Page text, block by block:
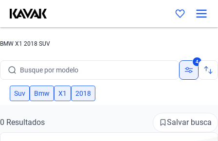
BMW X1 2018 SUV
Busque por modelo
Busque por versão
Busque por marca
4
Suv Bmw X1 2018
0 Resultados Salvar busca